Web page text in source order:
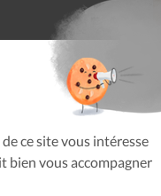
ce site vous intéresse
bien vous accompagner